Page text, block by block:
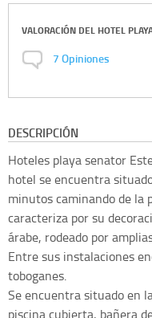
VALORACIÓN DEL HOTEL
7Opiniones
DESCRIPCIÓN
Hoteles playa senator
hotel se encuentra
minutos caminando de la
caracteriza por su
árabe, rodeado por
Entre sus instalaciones
toboganes.
Se encuentra situado en
piscina cubierta, bañera